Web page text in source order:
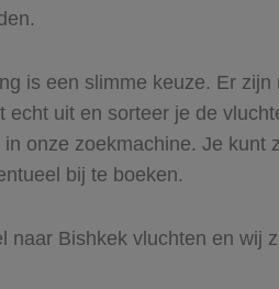
is een slimme keuze. Er
uit en sorteer je de
onze zoekmachine. Je
bij te boeken.
Bishkek vluchten en